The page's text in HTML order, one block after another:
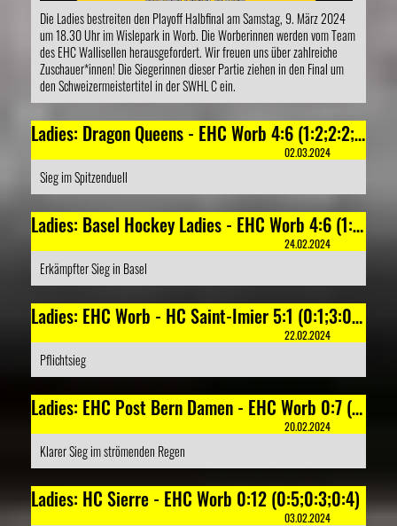
Die Ladies bestreiten den Playoff Halbfinal am Samstag, 9. März 2024
um 18.30 Uhr im Wislepark in Worb. Die Worberinnen werden vom Team
des EHC Wallisellen herausgefordert. Wir freuen uns über zahlreiche
Zuschauer*innen! Die Siegerinnen dieser Partie ziehen in den Final um
den Schweizermeistertitel in der SWHL C ein.
Ladies: Dragon Queens - EHC Worb 4:6 (1:2;2:2;1:2)
02.03.2024
Sieg im Spitzenduell
Ladies: Basel Hockey Ladies - EHC Worb 4:6 (1:2;2:0;1:4)
24.02.2024
Erkämpfter Sieg in Basel
Ladies: EHC Worb - HC Saint-Imier 5:1 (0:1;3:0;2:0)
22.02.2024
Pflichtsieg
Ladies: EHC Post Bern Damen - EHC Worb 0:7 (0:1;0:2;0:4)
20.02.2024
Klarer Sieg im strömenden Regen
Ladies: HC Sierre - EHC Worb 0:12 (0:5;0:3;0:4)
03.02.2024